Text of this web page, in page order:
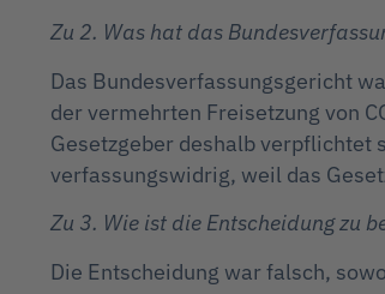
Zu 2. Was hat das
Das Bundesverfassungsgericht
der vermehrten Freisetzung von
Gesetzgeber deshalb verpflichtet
verfassungswidrig, weil das
Zu 3. Wie ist die Entscheidung zu
Die Entscheidung war falsch,